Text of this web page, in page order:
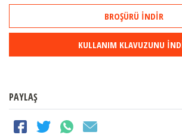
BROŞÜRÜ İNDİR
KULLANIM KLAVUZUNU
PAYLAŞ